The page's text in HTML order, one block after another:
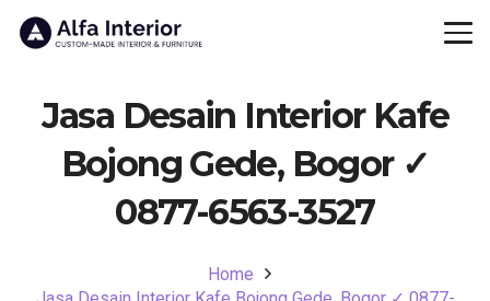
Jasa Desain Interior Kafe
Bojong Gede, Bogor ✓
0877-6563-3527
Home